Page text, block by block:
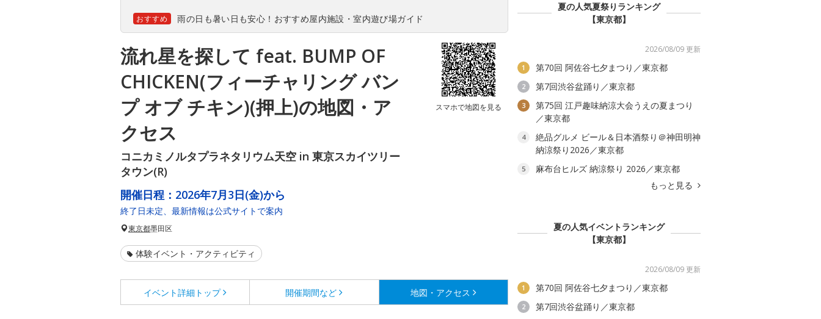
おすすめ 雨の日も暑い日も安心！おすすめ屋内施設・室内遊び場ガイド
流れ星を探して feat. BUMP OF
CHICKEN(フィーチャリング バン
プ オブ チキン)(押上)の地図・ア
クセス
コニカミノルタプラネタリウム天空 in 東京スカイツリー
タウン(R)
スマホで地図を見る
開催日程： 2026年7月3日(金)から
終了日未定、最新情報は公式サイトで案内
東京都墨田区
体験イベント・アクティビティ
イベント詳細 トップ 開催期間など 地図・アクセス
夏の人気夏祭りランキング
【東京都】
2026/08/09 更新
1 第70回 阿佐谷七夕まつり／東京都
2 第7回渋谷盆踊り／東京都
3
第75回 江戸趣味納涼大会うえの夏まつり
／東京都
4
絶品グルメ ビール＆日本酒祭り＠神田明神
納涼祭り2026／東京都
5
麻布台ヒルズ 納涼祭り 2026／東京都
もっと見る
夏の人気イベントランキング
【東京都】
2026/08/09 更新
1 第70回 阿佐谷七夕まつり／東京都
2 第7回渋谷盆踊り／東京都